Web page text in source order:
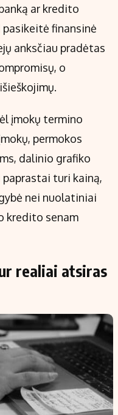
ar kredito
finansinė
anksčiau pradėtas
o
įmokų termino
permokos
dalinio grafiko
turi kainą,
nei nuolatiniai
kredito senam
realiai atsiras